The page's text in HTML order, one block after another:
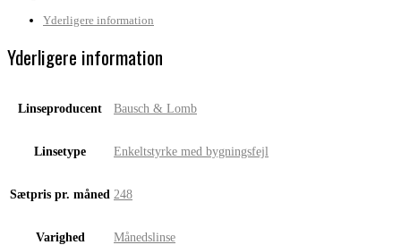
Soflens
astigmatism
antal
Yderligere information
Yderligere information
Linseproducent Bausch & Lomb
Linsetype Enkeltstyrke med bygningsfejl
Sætpris pr. måned 248
Varighed Månedslinse